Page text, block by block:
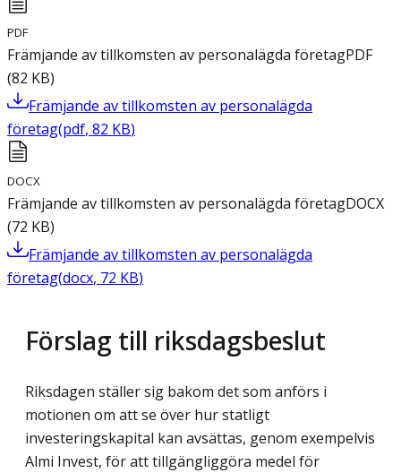
PDF
Främjande av tillkomsten av personalägda företagPDF
(82 KB)
Främjande av tillkomsten av personalägda
företag(pdf, 82 KB)
DOCX
Främjande av tillkomsten av personalägda företagDOCX
(72 KB)
Främjande av tillkomsten av personalägda
företag(docx, 72 KB)
Förslag till riksdagsbeslut
Riksdagen ställer sig bakom det som anförs i
motionen om att se över hur statligt
investeringskapital kan avsättas, genom exempelvis
Almi Invest, för att tillgängliggöra medel för